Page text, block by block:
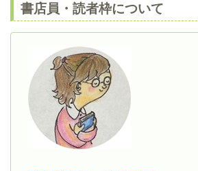
書店員・読者枠について